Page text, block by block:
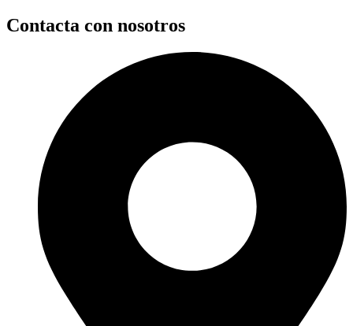
Contacta con nosotros